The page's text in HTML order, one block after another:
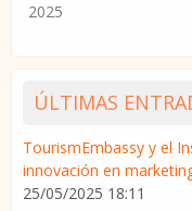
2025
ÚLTIMAS
TourismEmbassy y el
innovación en
25/05/2025 18:11